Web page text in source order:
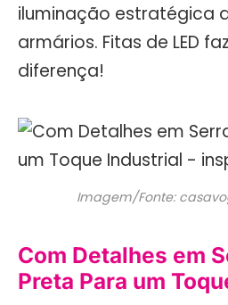
iluminação estratégica
armários. Fitas de LED
diferença!
Imagem/Fonte:
Com Detalhes em
Preta Para um